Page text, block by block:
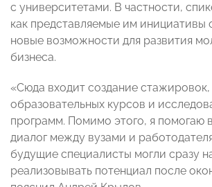
с университетами. В частности,
как представляемые им инициативы
новые возможности для развития
бизнеса.
«Сюда входит создание стажировок,
образовательных курсов и
программ. Помимо этого, я помогаю
диалог между вузами и
будущие специалисты могли сразу
реализовывать потенциал после